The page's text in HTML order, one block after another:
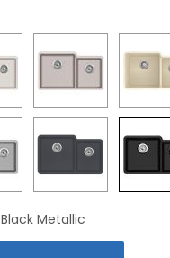
Black Metallic